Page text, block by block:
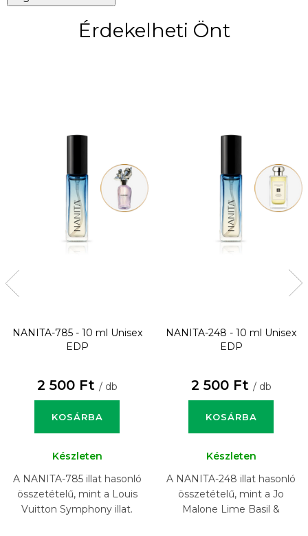
Érdekelheti Önt
NANITA-785 - 10 ml Unisex
EDP
2 500 Ft / db
KOSÁRBA
Készleten
A NANITA-785 illat hasonló
összetételű, mint a Louis
Vuitton Symphony illat.
NANITA-248 - 10 ml Unisex
EDP
2 500 Ft / db
KOSÁRBA
Készleten
A NANITA-248 illat hasonló
összetételű, mint a Jo
Malone Lime Basil &